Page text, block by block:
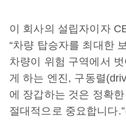
이 회사의 설립자이자
“차량 탑승자를 최대한
차량이 위험 구역에서
게 하는 엔진, 구동렬
에 장갑하는 것은 정확
절대적으로 중요합니다